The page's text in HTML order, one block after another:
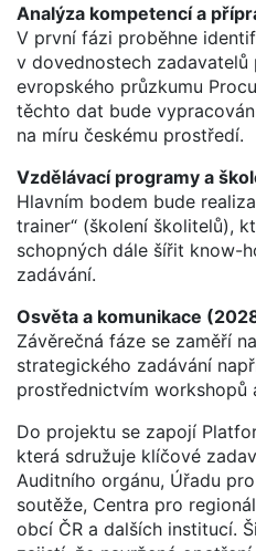
Analýza kompetencí a
V první fázi proběhne
v dovednostech
evropského průzkumu
těchto dat bude
na míru českému prostředí.
Vzdělávací programy a
Hlavním bodem bude
trainer“ (školení školitelů),
schopných dále šířit know-
zadávání.
Osvěta a komunikace
Závěrečná fáze se zaměří
strategického zadávání
prostřednictvím workshopů
Do projektu se zapojí
která sdružuje klíčové
Auditního orgánu, Úřadu
soutěže, Centra pro
obcí ČR a dalších institucí.